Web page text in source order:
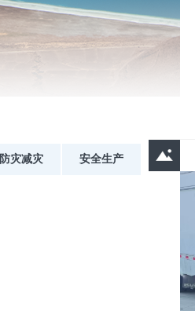
防灾减灾 安全生产